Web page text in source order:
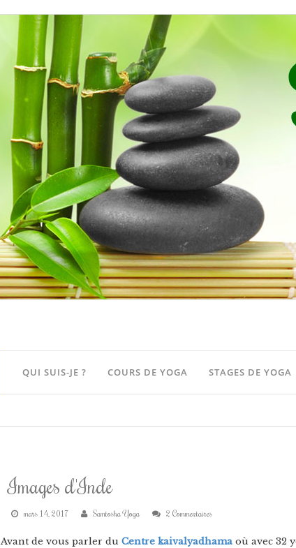
QUI SUIS-JE ? COURS DE YOGA STAGES DE YOGA
Images d'Inde
mars 14, 2017 Samtosha Yoga 2 Commentaires
Avant de vous parler du Centre kaivalyadhama où avec 32